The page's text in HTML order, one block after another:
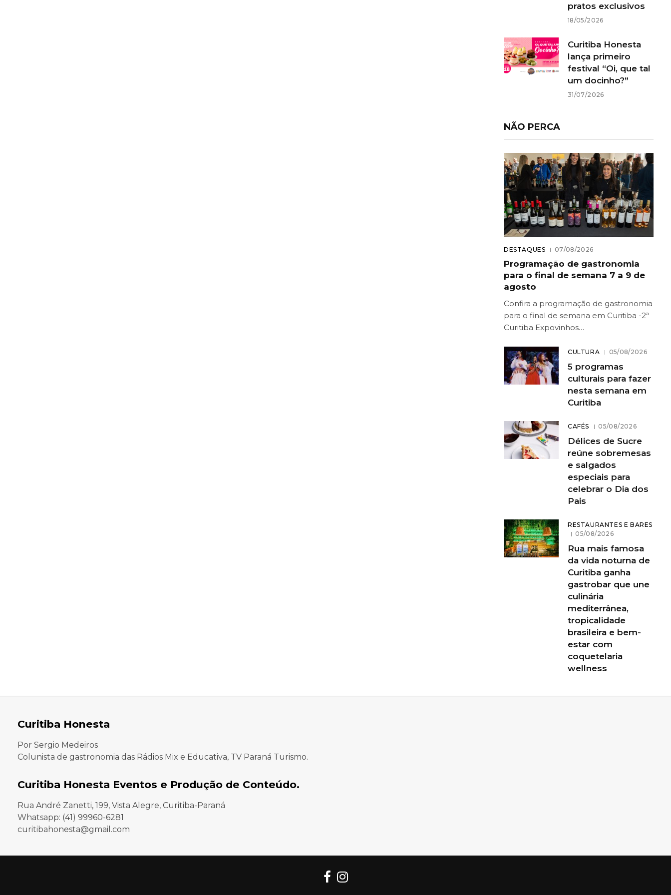
pratos exclusivos
18/05/2026
Curitiba Honesta
lança primeiro
festival “Oi, que tal
um docinho?”
31/07/2026
NÃO PERCA
DESTAQUES 07/08/2026
Programação de gastronomia
para o final de semana 7 a 9 de
agosto
Confira a programação de gastronomia
para o final de semana em Curitiba -2ª
Curitiba Expovinhos…
CULTURA 05/08/2026
5 programas
culturais para fazer
nesta semana em
Curitiba
CAFÉS 05/08/2026
Délices de Sucre
reúne sobremesas
e salgados
especiais para
celebrar o Dia dos
Pais
RESTAURANTES E BARES
05/08/2026
Rua mais famosa
da vida noturna de
Curitiba ganha
gastrobar que une
culinária
mediterrânea,
tropicalidade
brasileira e bem-
estar com
coquetelaria
wellness
Curitiba Honesta
Por Sergio Medeiros
Colunista de gastronomia das Rádios Mix e Educativa, TV Paraná Turismo.
Curitiba Honesta Eventos e Produção de Conteúdo.
Rua André Zanetti, 199, Vista Alegre, Curitiba-Paraná
Whatsapp: (41) 99960-6281
curitibahonesta@gmail.com
Facebook
Instagram